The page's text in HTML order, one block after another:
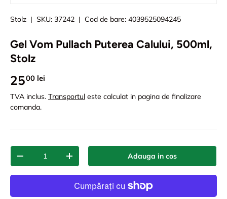
Stolz | SKU: 37242 | Cod de bare: 4039525094245
Gel Vom Pullach Puterea Calului, 500ml,
Stolz
2500 lei
TVA inclus. Transportul este calculat in pagina de finalizare
comanda.
Cant.
-
+ Adauga in cos